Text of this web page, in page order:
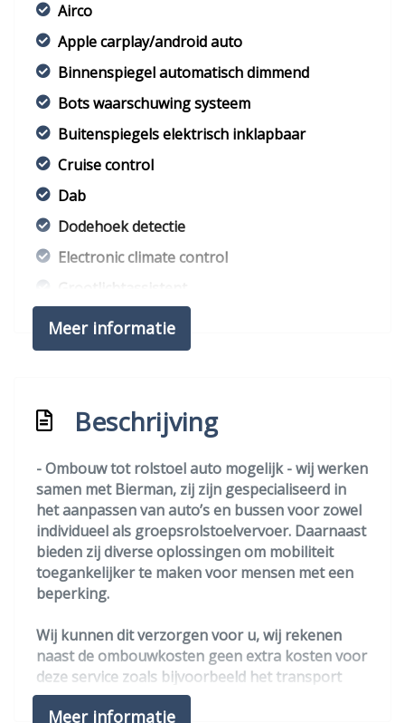
Airco
Apple carplay/android auto
Binnenspiegel automatisch dimmend
Bots waarschuwing systeem
Buitenspiegels elektrisch inklapbaar
Cruise control
Dab
Dodehoek detectie
Electronic climate control
Isofix bevestiging voor kinderzitjes
Keyless entry
Middenarmsteun voor
Mistlampen voor
Park distance control
Parkeersensor achter
Parkeersensor voor
Regensensor
Rijstrooksensor met correctie
Schakelpaddles
Start/stop systeem
Stuur multifunctioneel
Meer informatie
Beschrijving
- Ombouw tot rolstoel auto mogelijk - wij werken
samen met Bierman, zij zijn gespecialiseerd in
het aanpassen van auto’s en bussen voor zowel
individueel als groepsrolstoelvervoer. Daarnaast
bieden zij diverse oplossingen om mobiliteit
toegankelijker te maken voor mensen met een
beperking.
Wij kunnen dit verzorgen voor u, wij rekenen
naast de ombouwkosten geen extra kosten voor
deze service zoals bijvoorbeeld het transport
van onze locatie naar Bierman en terug. Ook
kunt u hier bij serieuze interesse passen met uw
Meer informatie